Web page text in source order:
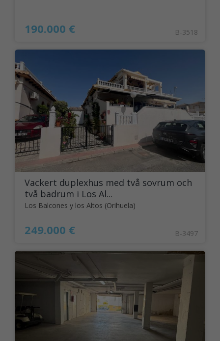
190.000 € B-3518
Vackert duplexhus med två sovrum och
två badrum i Los Al...
Los Balcones y los Altos (Orihuela)
249.000 € B-3497